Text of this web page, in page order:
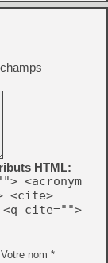
HTML:
<acronym
<cite>
<q cite="">
Votre nom *